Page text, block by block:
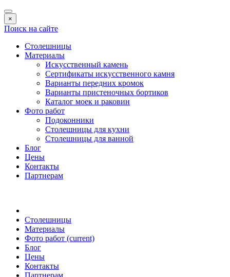
×
Поиск на сайте
Столешницы
Материалы
Искусственный камень
Сертификаты искусственного камня
Варианты передних кромок
Варианты пристеночных бортиков
Каталог моек и раковин
Фото работ
Подоконники
Столешницы для кухни
Столешницы для ванной
Блог
Цены
Контакты
Партнерам
Столешницы
Материалы
Фото работ (current)
Блог
Цены
Контакты
Партнерам